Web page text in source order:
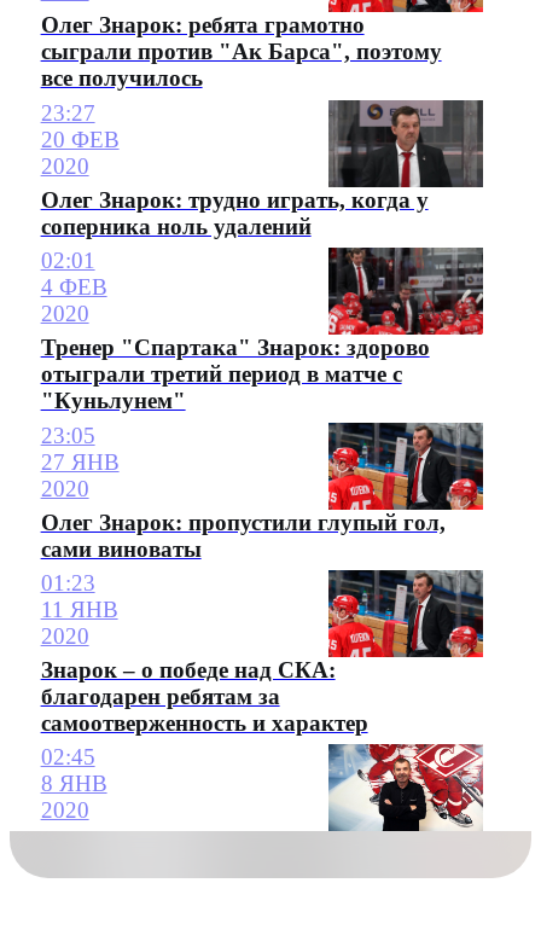
Олег Знарок: ребята грамотно
сыграли против "Ак Барса", поэтому
все получилось
23:27
20 ФЕВ
2020
Олег Знарок: трудно играть, когда у
соперника ноль удалений
02:01
4 ФЕВ
2020
Тренер "Спартака" Знарок: здорово
отыграли третий период в матче с
"Куньлунем"
23:05
27 ЯНВ
2020
Олег Знарок: пропустили глупый гол,
сами виноваты
01:23
11 ЯНВ
2020
Знарок – о победе над СКА:
благодарен ребятам за
самоотверженность и характер
02:45
8 ЯНВ
2020